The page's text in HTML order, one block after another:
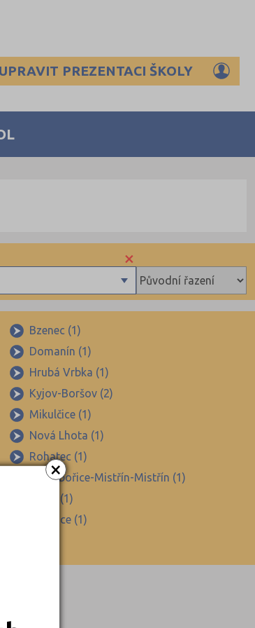
×
UPRAVIT PREZENTACI ŠKOLY
×
Bzenec (1)
Domanín (1)
Hrubá Vrbka (1)
Kyjov-Boršov (2)
Mikulčice (1)
Nová Lhota (1)
Rohatec (1)
Svatobořice-Mistřín-Mistřín (1)
Vlkoš (1)
Žeravice (1)